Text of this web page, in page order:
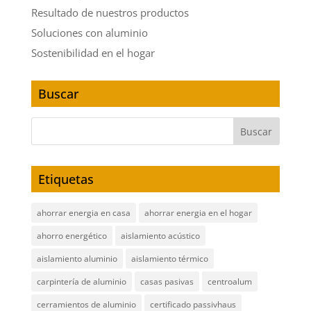
Resultado de nuestros productos
Soluciones con aluminio
Sostenibilidad en el hogar
Buscar
Etiquetas
ahorrar energia en casa
ahorrar energia en el hogar
ahorro energético
aislamiento acústico
aislamiento aluminio
aislamiento térmico
carpintería de aluminio
casas pasivas
centroalum
cerramientos de aluminio
certificado passivhaus